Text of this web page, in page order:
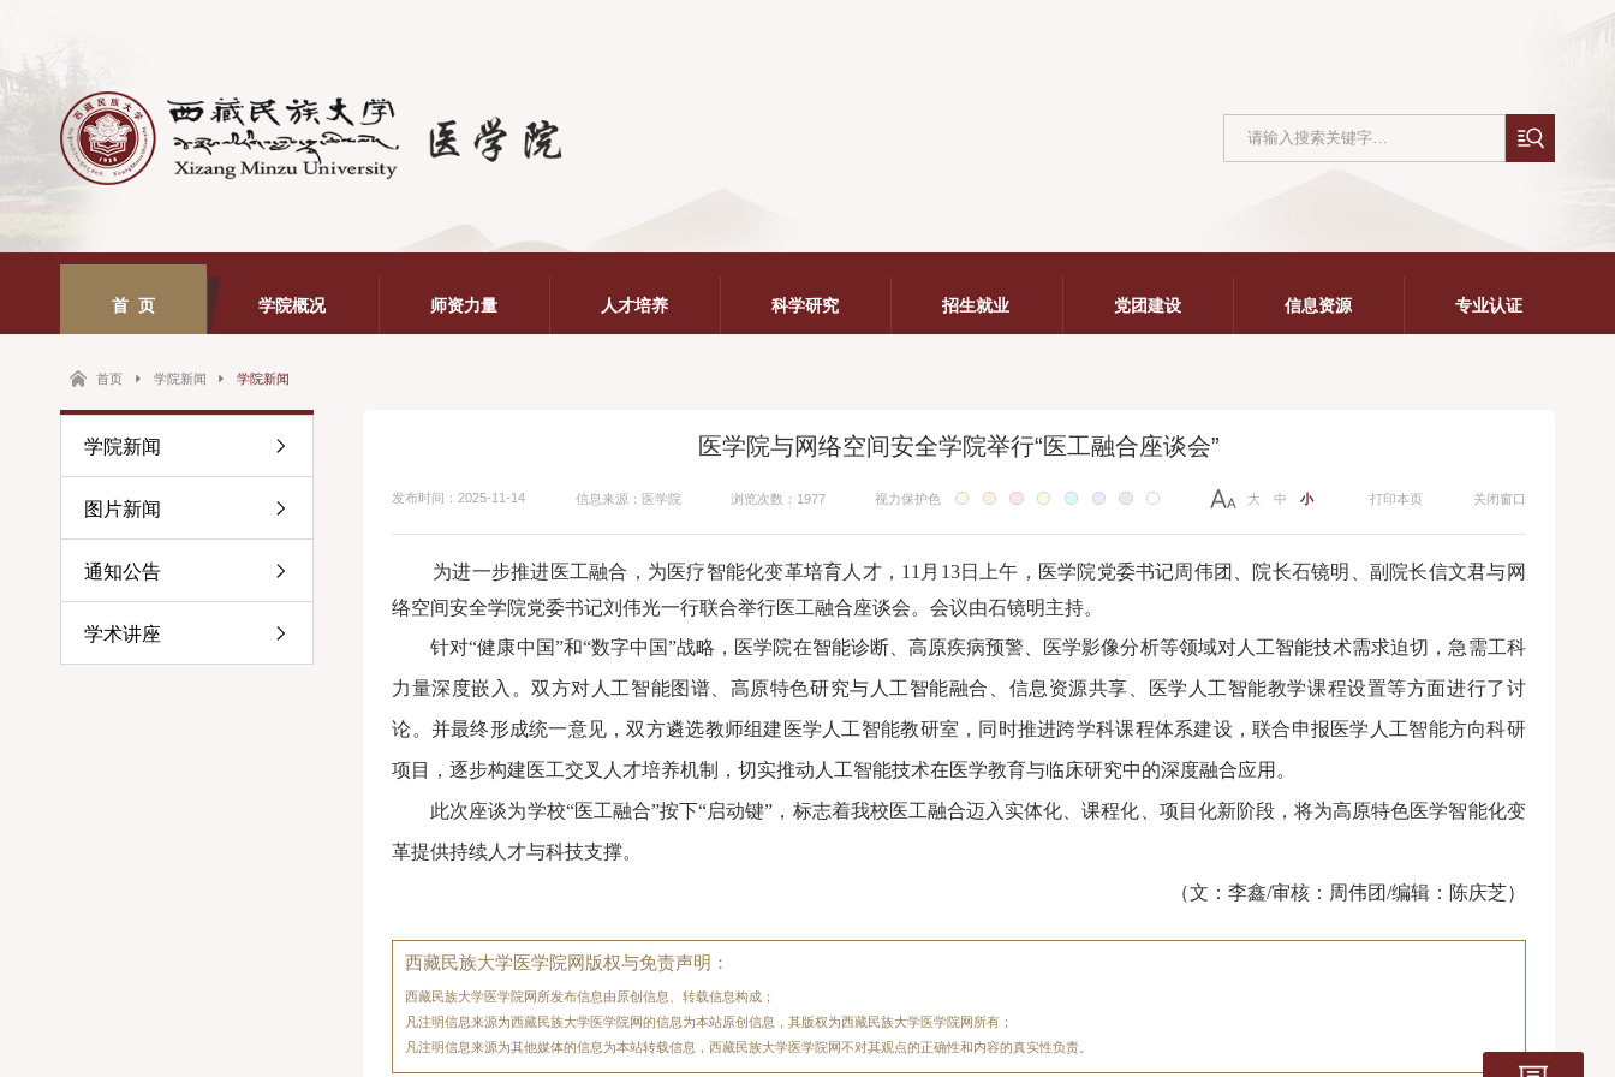
首 页 学院概况 师资力量 人才培养 科学研究 招生就业 党团建设 信息资源 专业认证
首页 学院新闻 学院新闻
学院新闻
图片新闻
通知公告
学术讲座
医学院与网络空间安全学院举行“医工融合座谈会”
发布时间：2025-11-14 信息来源：医学院 浏览次数：1977 视力保护色 大 中 小 打印本页 关闭窗口
为进一步推进医工融合，为医疗智能化变革培育人才， 11月13日上午，医学院党委书记周伟团、院长石镜明、副院长信文君与网
络空间安全学院党委书记刘伟光一行联合举行医工融合座谈会。会议由石镜明主持。
针对“健康中国”和“数字中国”战略，医学院在智能诊断、高原疾病预警、医学影像分析等领域对人工智能技术需求迫切，急需工科
力量深度嵌入。双方对人工智能图谱、高原特色研究与人工智能融合、信息资源共享、医学人工智能教学课程设置等方面进行了讨
论。并最终形成统一意见，双方遴选教师组建医学人工智能教研室，同时推进跨学科课程体系建设，联合申报医学人工智能方向科研
项目，逐步构建医工交叉人才培养机制，切实推动人工智能技术在医学教育与临床研究中的深度融合应用。
此次座谈为学校“医工融合”按下“启动键” ，标志着我校医工融合迈入实体化、课程化、项目化新阶段，将为高原特色医学智能化变
革提供持续人才与科技支撑。
（文 ： 李鑫/审核： 周伟团/编辑：陈庆芝）
西藏民族大学医学院网版权与免责声明：
西藏民族大学医学院网所发布信息由原创信息、转载信息构成；
凡注明信息来源为西藏民族大学医学院网的信息为本站原创信息，其版权为西藏民族大学医学院网所有；
凡注明信息来源为其他媒体的信息为本站转载信息，西藏民族大学医学院网不对其观点的正确性和内容的真实性负责。